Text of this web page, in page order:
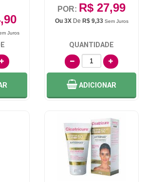
Juros
POR: R$ 27,99
Ou 3XDe R$ 9,33 Sem Juros
QUANTIDADE
ADICIONAR